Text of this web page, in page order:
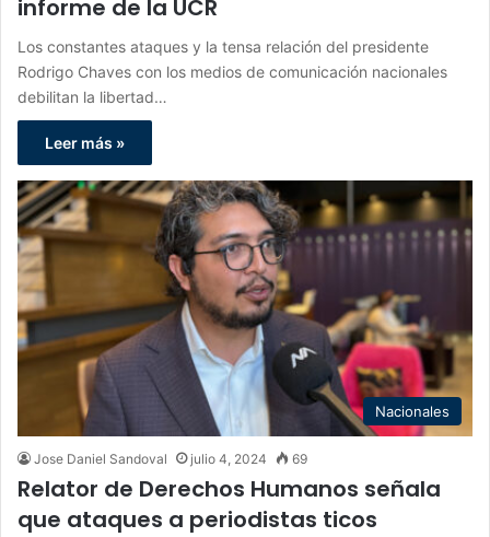
informe de la UCR
Los constantes ataques y la tensa relación del presidente
Rodrigo Chaves con los medios de comunicación nacionales
debilitan la libertad…
Leer más »
Nacionales
Jose Daniel Sandoval julio 4, 2024 69
Relator de Derechos Humanos señala
que ataques a periodistas ticos